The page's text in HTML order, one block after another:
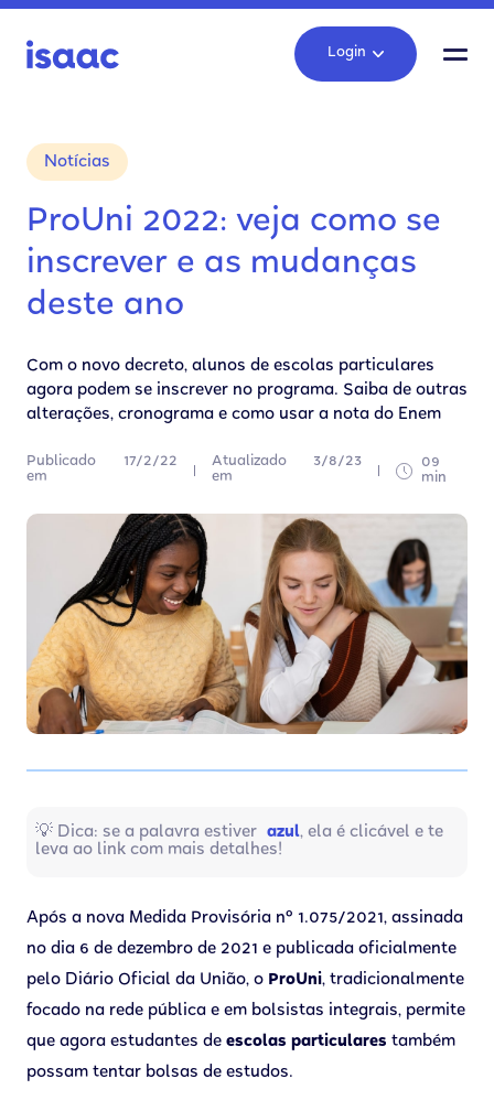
Login
Notícias
ProUni 2022: veja como se
inscrever e as mudanças
deste ano
Com o novo decreto, alunos de escolas particulares
agora podem se inscrever no programa. Saiba de outras
alterações, cronograma e como usar a nota do Enem
Publicado
em
17/2/22
Atualizado
em
3/8/23
09
min
💡 Dica: se a palavra estiver azul, ela é clicável e te
leva ao link com mais detalhes!
Após a nova Medida Provisória nº 1.075/2021, assinada
no dia 6 de dezembro de 2021 e publicada oficialmente
pelo Diário Oficial da União, o ProUni, tradicionalmente
focado na rede pública e em bolsistas integrais, permite
que agora estudantes de escolas particulares também
possam tentar bolsas de estudos.